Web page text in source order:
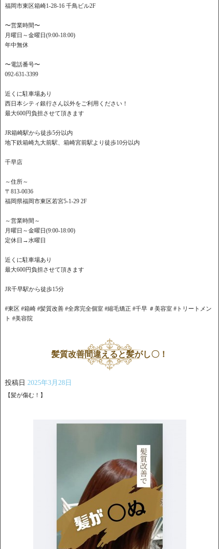
福岡市東区箱崎1-28-16 千鳥ビル2F
〜営業時間〜
月曜日～金曜日(9:00-18:00)
年中無休
〜電話番号〜
092-631-3399
近くに駐車場あり
西日本シティ銀行さん以外をご利用ください！
最大600円負担させて頂きます
JR箱崎駅から徒歩5分以内
地下鉄箱崎九大前駅、箱崎宮前駅より徒歩10分以内
千早店
～住所～
〒813-0036
福岡県福岡市東区若宮5-1-29 2F
～営業時間～
月曜日～金曜日(9:00-18:00)
定休日→水曜日
近くに駐車場あり
最大600円負担させて頂きます
JR千早駅から徒歩15分
#東区 #箱崎 #髪質改善 #全席完全個室 #縮毛矯正 #千早 ＃美容室 #トリートメン
ト #美容院
髪質改善間違えると髪がし〇！
投稿日 2025年3月28日
【髪が傷む！】